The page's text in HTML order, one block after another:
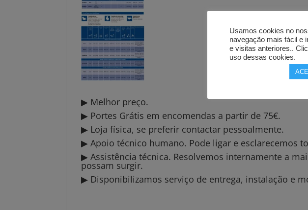
▶ Melhor preço.
▶ Portes Grátis em encomendas a partir de 75€.
▶ Loja física, se preferir contactar pessoalmente.
▶ Apoio técnico humano. Pode ligar e esclarecemos
▶ Assistência técnica. Resolvemos internamente a
possam surgir.
▶ Disponibilizamos serviço de entrega, instalação e
Usamos cookies no
navegação mais fácil e
e visitas anteriores..
uso dessas cookies.